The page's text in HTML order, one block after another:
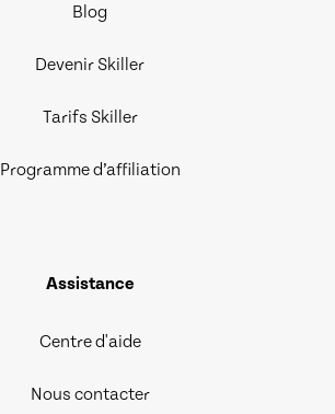
Blog
Devenir Skiller
Tarifs Skiller
Programme d’affiliation
Assistance
Centre d'aide
Nous contacter